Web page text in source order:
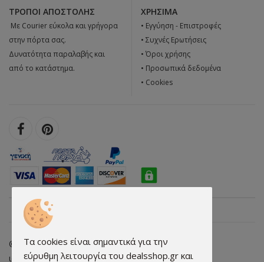
ΤΡΌΠΟΙ ΑΠΟΣΤΟΛΉΣ
 Με Courier εύκολα και γρήγορα
στην πόρτα σας.
Δυνατότητα παραλαβής και
από το κατάστημα.
ΧΡΉΣΙΜΑ
• Εγγύηση - Επιστροφές
• Συχνές Ερωτήσεις
• Όροι χρήσης
• Προσωπικά δεδομένα
• Cookies
© 2026 dealsshop.gr All rights reserved. • Κατασκευή
ιστοσελίδων - qualityweb.gr
Τα cookies είναι σημαντικά για την
εύρυθμη λειτουργία του dealsshop.gr και